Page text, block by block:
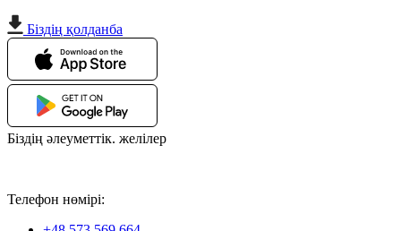
Біздің қолданба
Біздің әлеуметтік. желілер
Телефон нөмірі: